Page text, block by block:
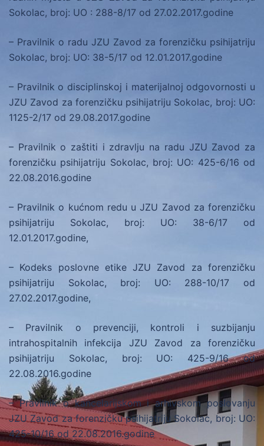
Sokolac, broj: UO : 288-8/17 od 27.02.2017.godine
– Pravilnik o radu JZU Zavod za forenzičku psihijatriju
Sokolac, broj: UO: 38-5/17 od 12.01.2017.godine
– Pravilnik o disciplinskoj i materijalnoj odgovornosti u
JZU Zavod za forenzičku psihijatriju Sokolac, broj: UO:
1125-2/17 od 29.08.2017.godine
– Pravilnik o zaštiti i zdravlju na radu JZU Zavod za
forenzičku psihijatriju Sokolac, broj: UO: 425-6/16 od
22.08.2016.godine
– Pravilnik o kućnom redu u JZU Zavod za forenzičku
psihijatriju Sokolac, broj: UO: 38-6/17 od
12.01.2017.godine,
– Kodeks poslovne etike JZU Zavod za forenzičku
psihijatriju Sokolac, broj: UO: 288-10/17 od
27.02.2017.godine,
– Pravilnik o prevenciji, kontroli i suzbijanju
intrahospitalnih infekcija JZU Zavod za forenzičku
psihijatriju Sokolac, broj: UO: 425-9/16 od
22.08.2016.godine
– Pravilnik o kancelarijskom i arhivskom poslovanju
JZU Zavod za forenzičku psihijatriju Sokolac, broj: UO:
425-10/16 od 22.08.2016.godine